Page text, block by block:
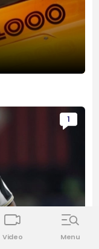
1
Video Menu